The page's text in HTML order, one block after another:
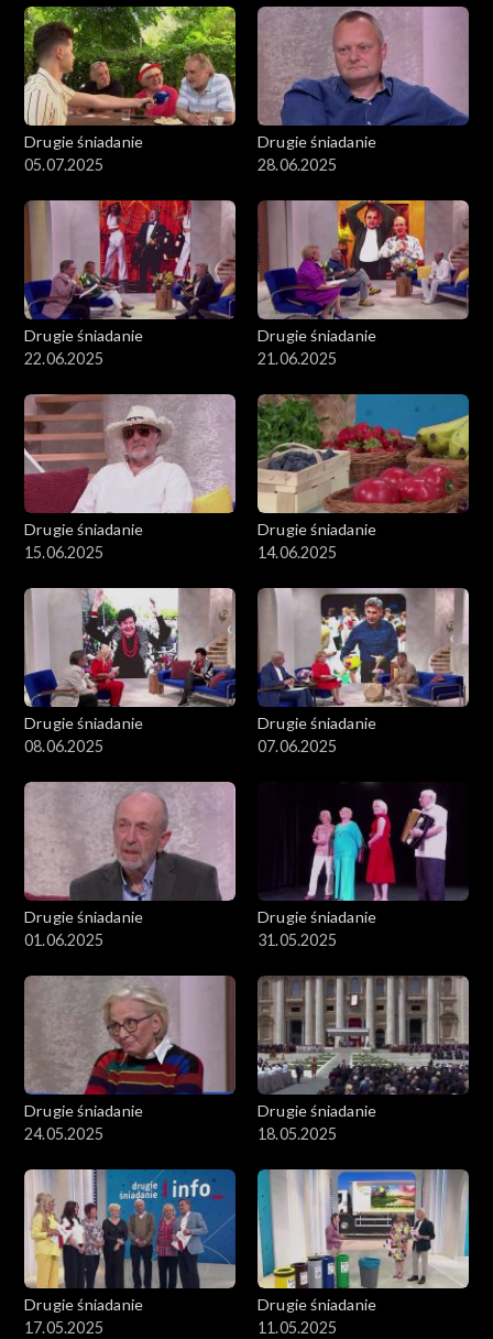
Drugie śniadanie
05.07.2025
Drugie śniadanie
28.06.2025
Drugie śniadanie
22.06.2025
Drugie śniadanie
21.06.2025
Drugie śniadanie
15.06.2025
Drugie śniadanie
14.06.2025
Drugie śniadanie
08.06.2025
Drugie śniadanie
07.06.2025
Drugie śniadanie
01.06.2025
Drugie śniadanie
31.05.2025
Drugie śniadanie
24.05.2025
Drugie śniadanie
18.05.2025
Drugie śniadanie
17.05.2025
Drugie śniadanie
11.05.2025